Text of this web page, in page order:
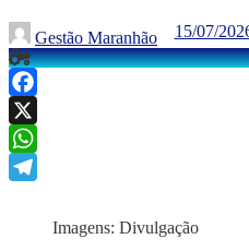
Gestão Maranhão 15/07/
Facebook
X
WhatsApp
Imagens: Divulgação